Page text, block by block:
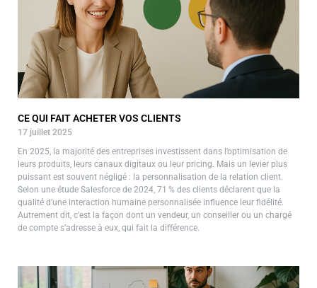
CE QUI FAIT ACHETER VOS CLIENTS
17 juillet 2025
En 2025, la majorité des entreprises investissent dans l’optimisation de
leurs produits, leurs canaux digitaux ou leur pricing. Mais un levier plus
puissant est souvent négligé : la personnalisation de la relation client.
Selon une étude Salesforce de 2024, 71 % des clients déclarent que la
qualité d’une interaction humaine personnalisée influence leur fidélité.
Autrement dit, c’est la façon dont un vendeur, un conseiller ou un chargé
de compte s’adresse à eux, qui fait la différence.